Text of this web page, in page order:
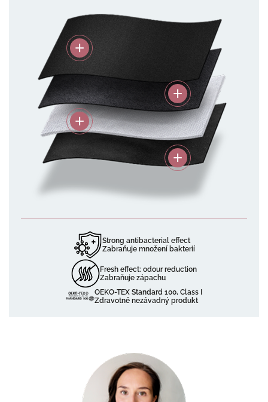
Strong antibacterial effect
Zabraňuje množení bakterií
Fresh effect: odour reduction
Zabraňuje zápachu
OEKO-TEX Standard 100, Class I
Zdravotně nezávadný produkt